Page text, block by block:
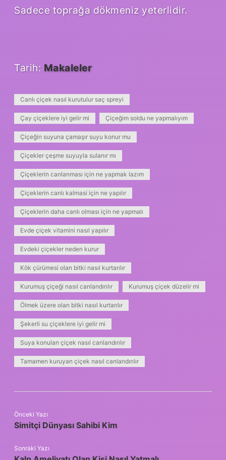
Sadece toprağa dökmeniz yeterlidir.
Tarih: Makaleler
Canlı çiçek nasıl kurutulur saç spreyi
Çay çiçeklere iyi gelir mi Çiçeğim soldu ne yapmalıyım
Çiçeğin suyuna çamaşır suyu konur mu
Çiçekler çeşme suyuyla sulanır mı
Çiçeklerin canlanması için ne yapmak lazım
Çiçeklerin canlı kalmasi için ne yapılır
Çiçeklerin daha canlı olması için ne yapmalı
Evde çiçek vitamini nasıl yapılır
Evdeki çiçekler neden kurur
Kök çürümesi olan bitki nasıl kurtarılır
Kurumuş çiçeği nasıl canlandırılır Kurumuş çiçek düzelir mi
Ölmek üzere olan bitki nasıl kurtarılır
Şekerli su çiçeklere iyi gelir mi
Suya konulan çiçek nasıl canlandırılır
Tamamen kuruyan çiçek nasıl canlandırılır
Önceki Yazı
Simitçi Dünyası Sahibi Kim
Sonraki Yazı